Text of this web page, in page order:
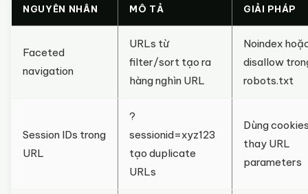
NGUYÊN NHÂN MÔ TẢ GIẢI PHÁP
Faceted
navigation
URLs từ
filter/sort tạo ra
hàng nghìn URL
Noindex
disallow
robots.txt
Session IDs trong
URL
?
sessionid=xyz123
tạo duplicate
URLs
Dùng
thay URL
parameters